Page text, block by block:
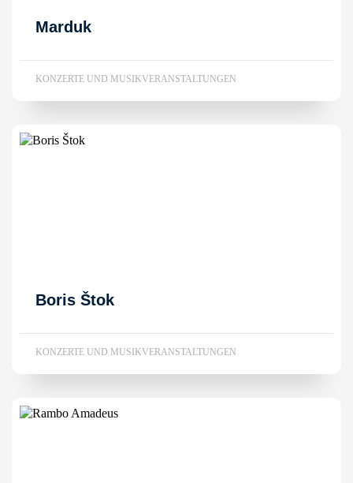
Marduk
KONZERTE UND MUSIKVERANSTALTUNGEN
Boris Štok
KONZERTE UND MUSIKVERANSTALTUNGEN